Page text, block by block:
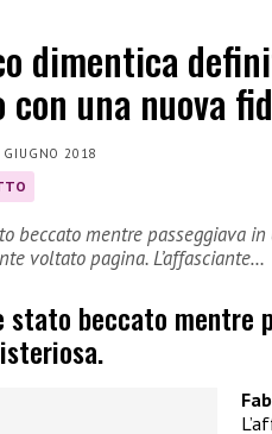
dimentica
una nuova
GIUGNO 2018
beccato mentre passeggiava
voltato pagina. L’affasciante…
stato beccato mentre